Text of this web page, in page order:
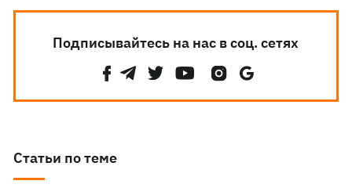
Подписывайтесь на нас в соц. сетях
Статьи по теме